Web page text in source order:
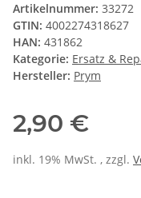
Artikelnummer: 33272
GTIN: 4002274318627
HAN: 431862
Kategorie: Ersatz &
Hersteller: Prym
2,90 €
inkl. 19% MwSt. , zzgl.